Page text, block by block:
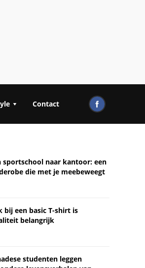
Contact
sportschool naar kantoor: een
die met je meebeweegt
bij een basic T-shirt is
belangrijk
studenten leggen